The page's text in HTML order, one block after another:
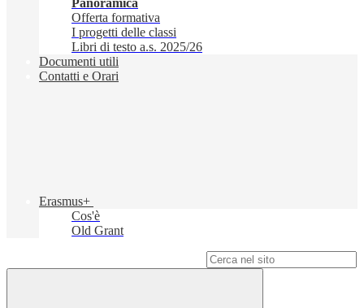
Panoramica
Offerta formativa
I progetti delle classi
Libri di testo a.s. 2025/26
Documenti utili
Contatti e Orari
Erasmus+
Cos'è
Old Grant